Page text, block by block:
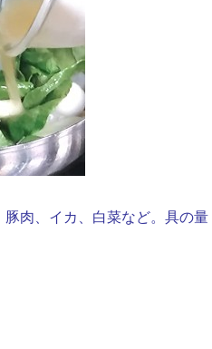
肉、イカ、白菜など。具の量